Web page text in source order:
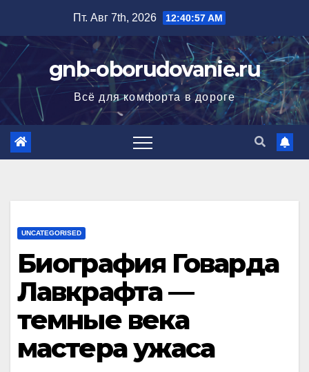
содержимому
Пт. Авг 7th, 2026 12:40:57 AM
gnb-oborudovanie.ru
Всё для комфорта в дороге
UNCATEGORISED
Биография Говарда
Лавкрафта —
темные века
мастера ужаса